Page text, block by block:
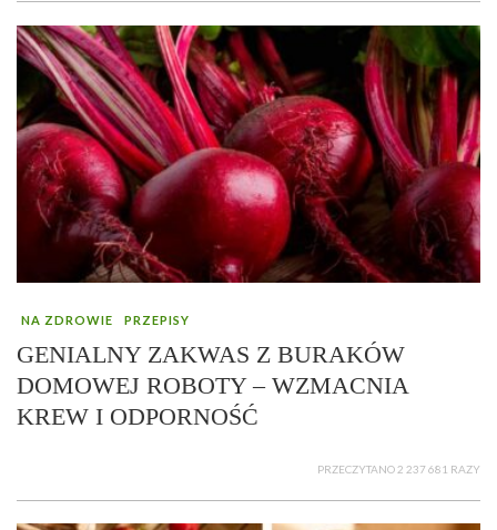
NA ZDROWIE PRZEPISY
GENIALNY ZAKWAS Z BURAKÓW
DOMOWEJ ROBOTY – WZMACNIA
KREW I ODPORNOŚĆ
PRZECZYTANO 2 237 681 RAZY